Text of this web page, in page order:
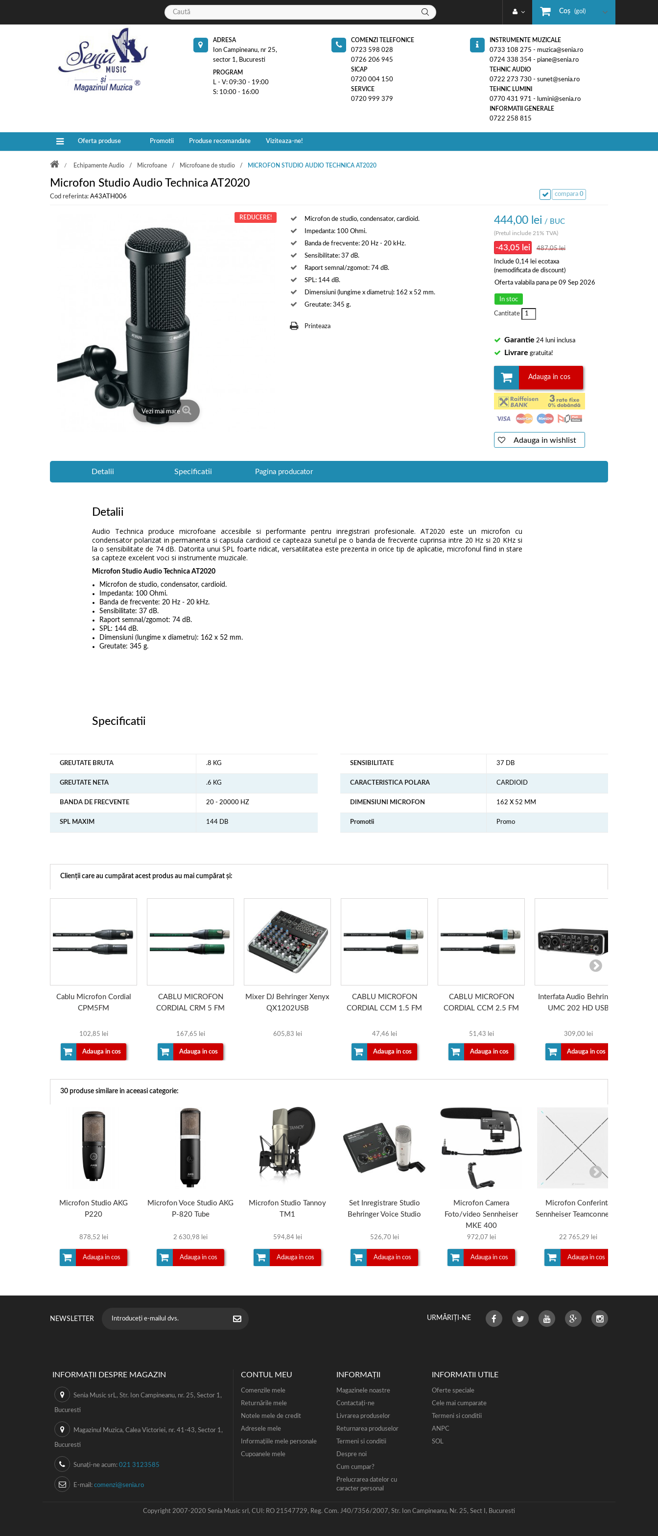
Coş (gol)
INSTRUMENTE MUZICALE
0733 108 275 - muzica@senia.ro
0724 338 354 - piane@senia.ro
TEHNIC AUDIO
0722 273 730 - sunet@senia.ro
TEHNIC LUMINI
0770 431 971 - lumini@senia.ro
INFORMATII GENERALE
0722 258 815
COMENZI TELEFONICE
0723 598 028
0726 206 945
SICAP
0720 004 150
SERVICE
0720 999 379
ADRESA
Ion Campineanu, nr 25,
sector 1, Bucuresti
PROGRAM
L - V: 09:30 - 19:00
S: 10:00 - 16:00
Oferta produse Promotii Produse recomandate Viziteaza-ne!
Echipamente Audio Microfoane Microfoane de studio MICROFON STUDIO AUDIO TECHNICA AT2020
Microfon Studio Audio Technica AT2020
Cod referinta: A43ATH006 compara 0
REDUCERE!
Vezi mai mare
Microfon de studio, condensator, cardioid.
Impedanta: 100 Ohmi.
Banda de frecvente: 20 Hz - 20 kHz.
Sensibilitate: 37 dB.
Raport semnal/zgomot: 74 dB.
SPL: 144 dB.
Dimensiuni (lungime x diametru): 162 x 52 mm.
Greutate: 345 g.
Printeaza
444,00 lei / BUC
(Pretul include 21% TVA)
-43,05 lei 487,05 lei
Include 0,14 leiecotaxa
(nemodificata de discount)
Oferta valabila pana pe 09 Sep 2026
In stoc
Cantitate
Garantie 24 luni inclusa
Livrare gratuita!
Adauga in cos
Adauga in wishlist
Detalii Specificatii Pagina producator
Detalii
Audio Technica produce microfoane accesibile si performante pentru inregistrari profesionale. AT2020 este un microfon cu
condensator polarizat in permanenta si capsula cardioid ce capteaza sunetul pe o banda de frecvente cuprinsa intre 20 Hz si 20 KHz si
la o sensibilitate de 74 dB. Datorita unui SPL foarte ridicat, versatilitatea este prezenta in orice tip de aplicatie, microfonul fiind in stare
sa capteze excelent voci si instrumente muzicale.
Microfon Studio Audio Technica AT2020
Microfon de studio, condensator, cardioid.
Impedanta: 100 Ohmi.
Banda de frecvente: 20 Hz - 20 kHz.
Sensibilitate: 37 dB.
Raport semnal/zgomot: 74 dB.
SPL: 144 dB.
Dimensiuni (lungime x diametru): 162 x 52 mm.
Greutate: 345 g.
Specificatii
GREUTATE BRUTA .8 KG
GREUTATE NETA .6 KG
BANDA DE FRECVENTE 20 - 20000 HZ
SPL MAXIM 144 DB
SENSIBILITATE 37 DB
CARACTERISTICA POLARA CARDIOID
DIMENSIUNI MICROFON 162 X 52 MM
Promotii Promo
Clienții care au cumpărat acest produs au mai cumpărat și:
Cablu Microfon Cordial
CPM5FM
102,85 lei
Adauga in cos
CABLU MICROFON
CORDIAL CRM 5 FM
167,65 lei
Adauga in cos
Mixer DJ Behringer Xenyx
QX1202USB
605,83 lei
CABLU MICROFON
CORDIAL CCM 1.5 FM
47,46 lei
Adauga in cos
CABLU MICROFON
CORDIAL CCM 2.5 FM
51,43 lei
Adauga in cos
Interfata Audio Behringer
UMC 202 HD USB
309,00 lei
Adauga in cos
30 produse similare in aceeasi categorie:
Microfon Studio AKG
P220
878,52 lei
Adauga in cos
Microfon Voce Studio AKG
P-820 Tube
2 630,98 lei
Adauga in cos
Microfon Studio Tannoy
TM1
594,84 lei
Adauga in cos
Set Inregistrare Studio
Behringer Voice Studio
526,70 lei
Adauga in cos
Microfon Camera
Foto/video Sennheiser
MKE 400
972,07 lei
Adauga in cos
Microfon Conferinta
Sennheiser Teamconnect...
22 765,29 lei
Adauga in cos
NEWSLETTER URMĂRIȚI-NE
INFORMAȚII DESPRE MAGAZIN
Senia Music srL, Str. Ion Campineanu, nr. 25, Sector 1,
Bucuresti
Magazinul Muzica, Calea Victoriei, nr. 41-43, Sector 1,
Bucuresti
Sunați-ne acum: 021 3123585
E-mail: comenzi@senia.ro
CONTUL MEU
Comenzile mele
Returnările mele
Notele mele de credit
Adresele mele
Informaţiile mele personale
Cupoanele mele
INFORMAŢII
Magazinele noastre
Contactați-ne
Livrarea produselor
Returnarea produselor
Termeni si conditii
Despre noi
Cum cumpar?
Prelucrarea datelor cu
caracter personal
INFORMATII UTILE
Oferte speciale
Cele mai cumparate
Termeni si conditii
ANPC
SOL
Copyright 2007-2020 Senia Music srl, CUI: RO 21547729, Reg. Com. J40/7356/2007, Str. Ion Campineanu, Nr. 25, Sect I, Bucuresti